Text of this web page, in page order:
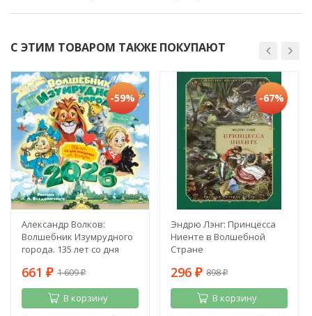
С ЭТИМ ТОВАРОМ ТАКЖЕ ПОКУПАЮТ
-59%
Александр Волков:
Волшебник Изумрудного
города. 135 лет со дня
661 ₽ 1 609₽
В корзину
-67%
Эндрю Лэнг: Принцесса
Ниенте в Волшебной
Стране
296 ₽ 898₽
В корзину